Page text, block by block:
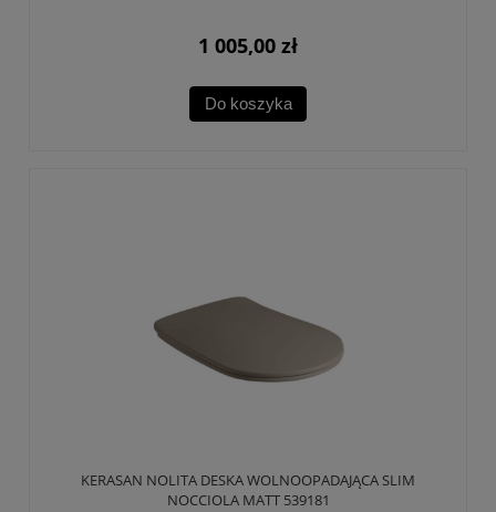
1 005,00 zł
Do koszyka
KERASAN NOLITA DESKA WOLNOOPADAJĄCA SLIM
NOCCIOLA MATT 539181